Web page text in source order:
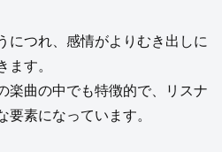
につれ、感情がよりむき出しに
ます。
楽曲の中でも特徴的で、リスナ
要素になっています。